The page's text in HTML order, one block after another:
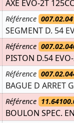
AXE EVO-2T
Référence
SEGMENT D. 54
Référence
PISTON D.54
Référence
BAGUE D ARRET
Référence
BOULON SPEC.